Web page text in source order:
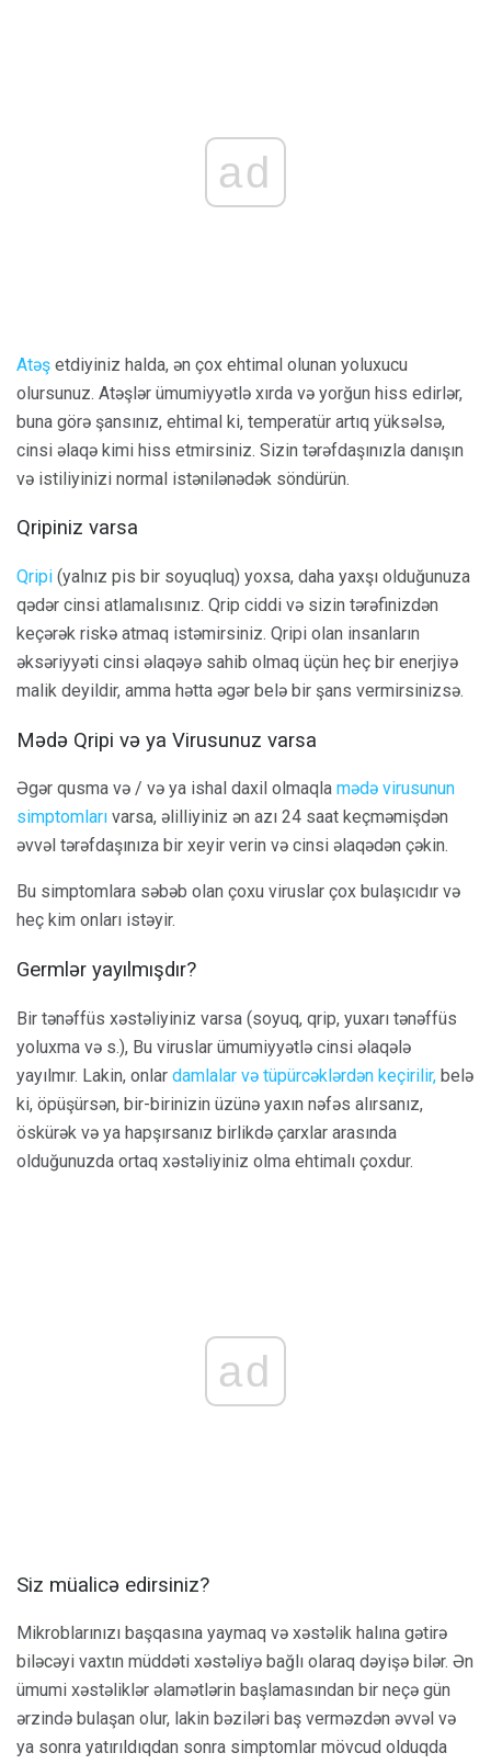
ad
Atəş etdiyiniz halda, ən çox ehtimal olunan yoluxucu
olursunuz. Atəşlər ümumiyyətlə xırda və yorğun hiss edirlər,
buna görə şansınız, ehtimal ki, temperatür artıq yüksəlsə,
cinsi əlaqə kimi hiss etmirsiniz. Sizin tərəfdaşınızla danışın
və istiliyinizi normal istənilənədək söndürün.
Qripiniz varsa
Qripi (yalnız pis bir soyuqluq) yoxsa, daha yaxşı olduğunuza
qədər cinsi atlamalısınız. Qrip ciddi və sizin tərəfinizdən
keçərək riskə atmaq istəmirsiniz. Qripi olan insanların
əksəriyyəti cinsi əlaqəyə sahib olmaq üçün heç bir enerjiyə
malik deyildir, amma hətta əgər belə bir şans vermirsinizsə.
Mədə Qripi və ya Virusunuz varsa
Əgər qusma və / və ya ishal daxil olmaqla mədə virusunun
simptomları varsa, əlilliyiniz ən azı 24 saat keçməmişdən
əvvəl tərəfdaşınıza bir xeyir verin və cinsi əlaqədən çəkin.
Bu simptomlara səbəb olan çoxu viruslar çox bulaşıcıdır və
heç kim onları istəyir.
Germlər yayılmışdır?
Bir tənəffüs xəstəliyiniz varsa (soyuq, qrip, yuxarı tənəffüs
yoluxma və s.), Bu viruslar ümumiyyətlə cinsi əlaqələ
yayılmır. Lakin, onlar damlalar və tüpürcəklərdən keçirilir, belə
ki, öpüşürsən, bir-birinizin üzünə yaxın nəfəs alırsanız,
öskürək və ya hapşırsanız birlikdə çarxlar arasında
olduğunuzda ortaq xəstəliyiniz olma ehtimalı çoxdur.
ad
Siz müalicə edirsiniz?
Mikroblarınızı başqasına yaymaq və xəstəlik halına gətirə
biləcəyi vaxtın müddəti xəstəliyə bağlı olaraq dəyişə bilər. Ən
ümumi xəstəliklər əlamətlərin başlamasından bir neçə gün
ərzində bulaşan olur, lakin bəziləri baş verməzdən əvvəl və
ya sonra yatırıldıqdan sonra simptomlar mövcud olduqda